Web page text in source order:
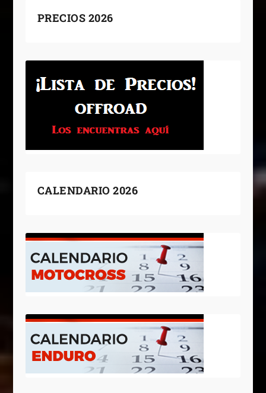
PRECIOS 2026
CALENDARIO 2026